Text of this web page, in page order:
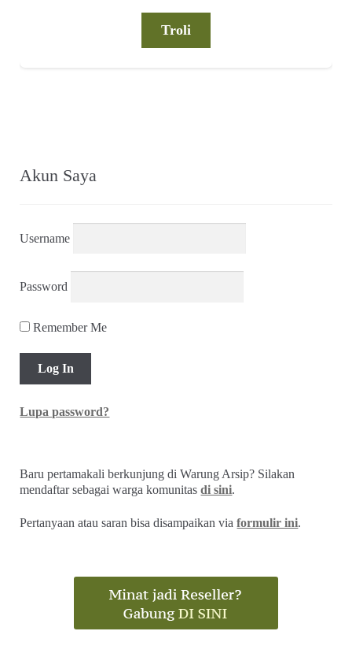
adalah:
Rp 625.000,00.
Troli
Akun Saya
Username
Password
Remember Me
Lupa password?
Baru pertamakali berkunjung di Warung Arsip? Silakan
mendaftar sebagai warga komunitasdi sini.
Pertanyaan atau saran bisa disampaikan viaformulir ini.